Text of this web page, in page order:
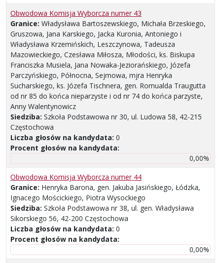
Obwodowa Komisja Wyborcza numer 43
Granice: Władysława Bartoszewskiego, Michała Brzeskiego,
Gruszowa, Jana Karskiego, Jacka Kuronia, Antoniego i
Władysława Krzemińskich, Leszczynowa, Tadeusza
Mazowieckiego, Czesława Miłosza, Młodości, ks. Biskupa
Franciszka Musiela, Jana Nowaka-Jeziorańskiego, Józefa
Parczyńskiego, Północna, Sejmowa, mjra Henryka
Sucharskiego, ks. Józefa Tischnera, gen. Romualda Traugutta
od nr 85 do końca nieparzyste i od nr 74 do końca parzyste,
Anny Walentynowicz
Siedziba: Szkoła Podstawowa nr 30, ul. Ludowa 58, 42-215
Częstochowa
Liczba głosów na kandydata: 0
Procent głosów na kandydata:
0,00%
Obwodowa Komisja Wyborcza numer 44
Granice: Henryka Barona, gen. Jakuba Jasińskiego, Łódzka,
Ignacego Mościckiego, Piotra Wysockiego
Siedziba: Szkoła Podstawowa nr 38, ul. gen. Władysława
Sikorskiego 56, 42-200 Częstochowa
Liczba głosów na kandydata: 0
Procent głosów na kandydata:
0,00%